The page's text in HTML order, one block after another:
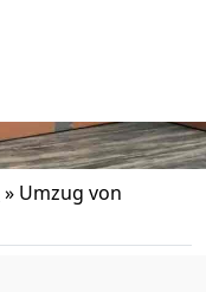
» Umzug von